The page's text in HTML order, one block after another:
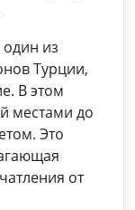
один из
Турции,
В этом
местами до
Это
от